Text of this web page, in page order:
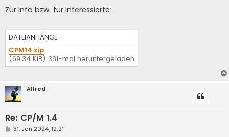
i
t
a
g
Zur Info bzw. für Interessierte:
DATEIANHÄNGE
CPM14.zip
(69.34 KiB) 381-mal heruntergeladen
Alfred
Re: CP/M 1.4
B31. Jan 2024, 12:21